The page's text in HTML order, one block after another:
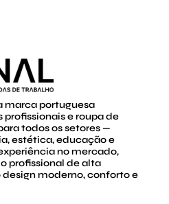
marca portuguesa
e roupa de
todos os setores —
estética, educação e
no mercado,
profissional de alta
moderno, conforto e